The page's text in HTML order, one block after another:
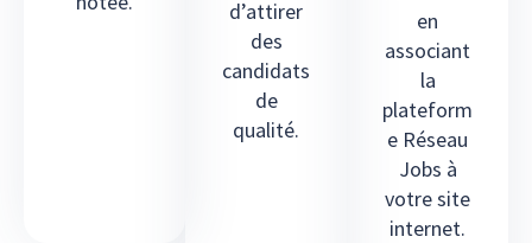
d’attirer
des
candidats
de
qualité.
en
associant
la
plateform
e Réseau
Jobs à
votre site
internet.